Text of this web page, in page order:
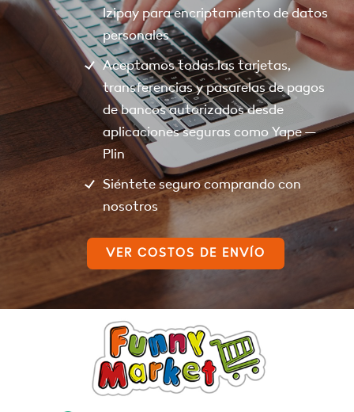
Izipay para encriptamiento de datos
personales
Aceptamos todas las tarjetas,
transferencias y pasarelas de pagos
de bancos autorizados desde
aplicaciones seguras como Yape –
Plin
Siéntete seguro comprando con
nosotros
VER COSTOS DE ENVÍO